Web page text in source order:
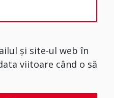
și site-ul web în
viitoare când o să